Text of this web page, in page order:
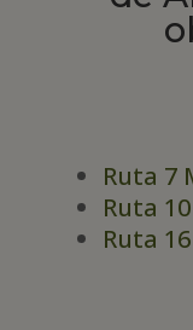
Ruta 7
Ruta
Ruta